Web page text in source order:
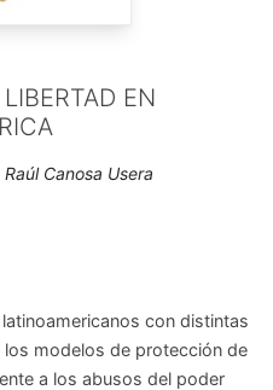
EN
Canosa Usera
con distintas
modelos de protección de
a los abusos del poder